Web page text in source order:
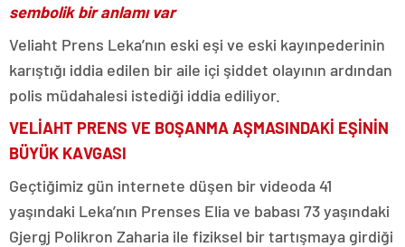
sembolik bir anlamı var
Veliaht Prens Leka’nın eski eşi ve eski kayınpederinin
karıştığı iddia edilen bir aile içi şiddet olayının ardından
polis müdahalesi istediği iddia ediliyor.
VELİAHT PRENS VE BOŞANMA AŞMASINDAKİ EŞİNİN
BÜYÜK KAVGASI
Geçtiğimiz gün internete düşen bir videoda 41
yaşındaki Leka’nın Prenses Elia ve babası 73 yaşındaki
Gjergj Polikron Zaharia ile fiziksel bir tartışmaya girdiği